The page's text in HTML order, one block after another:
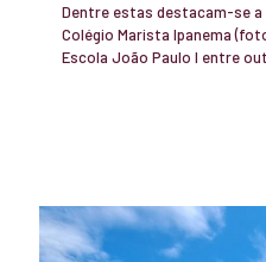
Dentre estas destacam-se a
Colégio Marista Ipanema
Escola João Paulo I entre